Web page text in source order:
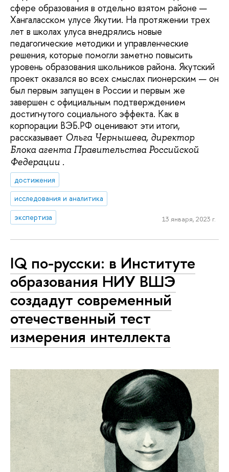
сфере образования в отдельно взятом районе —
Хангаласском улусе Якутии. На протяжении трех
лет в школах улуса внедрялись новые
педагогические методики и управленческие
решения, которые помогли заметно повысить
уровень образования школьников района. Якутский
проект оказался во всех смыслах пионерским — он
был первым запущен в России и первым же
завершен с официальным подтверждением
достигнутого социального эффекта. Как в
корпорации ВЭБ.РФ оценивают эти итоги,
рассказывает Ольга Чернышева, директор
Блока агента Правительства Российской
Федерации .
достижения
исследования и аналитика
экспертиза
13 января, 2023 г.
IQ по-русски: в Институте
образования НИУ ВШЭ
создадут современный
отечественный тест
измерения интеллекта